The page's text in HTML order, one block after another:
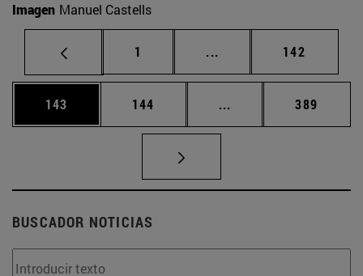
Imagen Manuel Castells
Página
1 ... Páginas intermedias
Página
142
Página
143 Página
144 ... Páginas intermedias
Página
389
BUSCADOR NOTICIAS